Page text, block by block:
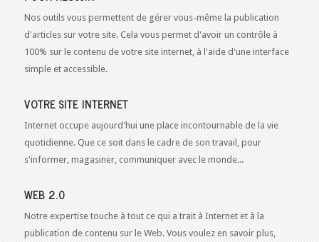
Nos outils vous permettent de gérer vous-même la publication
d'articles sur votre site. Cela vous permet d'avoir un contrôle à
100% sur le contenu de votre site internet, à l'aide d'une interface
simple et accessible.
VOTRE SITE INTERNET
Internet occupe aujourd'hui une place incontournable de la vie
quotidienne. Que ce soit dans le cadre de son travail, pour
s'informer, magasiner, communiquer avec le monde...
WEB 2.0
Notre expertise touche à tout ce qui a trait à Internet et à la
publication de contenu sur le Web. Vous voulez en savoir plus,